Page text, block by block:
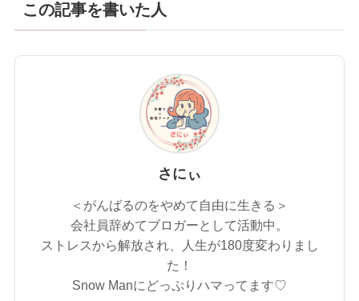
この記事を書いた人
さにぃ
＜がんばるのをやめて自由に生きる＞
会社員辞めてブロガーとして活動中。
ストレスから解放され、人生が180度変わりまし
た！
Snow Manにどっぷりハマってます♡